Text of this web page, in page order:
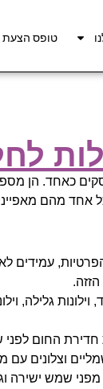
טופס הצעת
כאחד. הן
מהם מאפיינים
עמידים
וילונות גלילה,
החום לפני
וצלונים עם
מפני שמש ישירה